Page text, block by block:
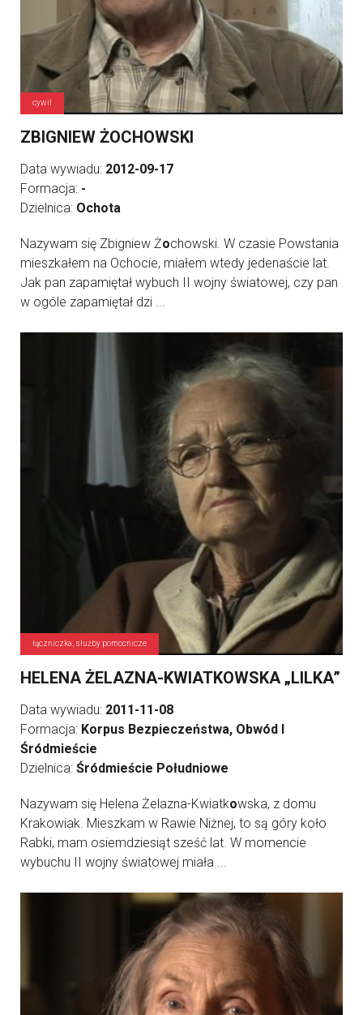
cywil
ZBIGNIEW ŻOCHOWSKI
Data wywiadu: 2012-09-17
Formacja: -
Dzielnica: Ochota
Nazywam się Zbigniew Żochowski. W czasie Powstania
mieszkałem na Ochocie, miałem wtedy jedenaście lat.
Jak pan zapamiętał wybuch II wojny światowej, czy pan
w ogóle zapamiętał dzi ...
łączniczka, służby pomocnicze
HELENA ŻELAZNA-KWIATKOWSKA „LILKA”
Data wywiadu: 2011-11-08
Formacja: Korpus Bezpieczeństwa, Obwód I
Śródmieście
Dzielnica: Śródmieście Południowe
Nazywam się Helena Żelazna-Kwiatkowska, z domu
Krakowiak. Mieszkam w Rawie Niżnej, to są góry koło
Rabki, mam osiemdziesiąt sześć lat. W momencie
wybuchu II wojny światowej miała ...